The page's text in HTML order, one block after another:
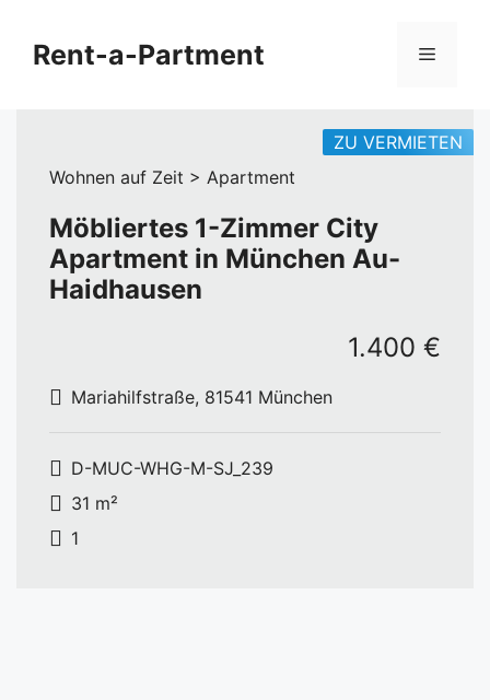
Inhalt
springenRent-a-Partment Menü
Wohnen auf Zeit > Apartment
ZU VERMIETEN
Möbliertes 1-Zimmer City
Apartment in München Au-
Haidhausen
Mariahilfstraße, 81541 München
1.400 €
D-MUC-WHG-M-SJ_239
31 m²
1